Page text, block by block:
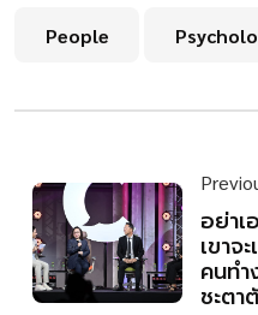
People
อย่าเ
เขาจ
คนท
ชะต